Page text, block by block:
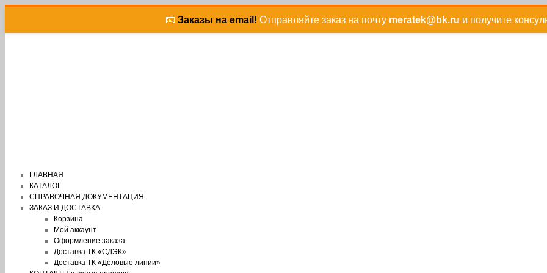
📧 Заказы на email! Отправляйте заказ на почту meratek@bk.ru и получите
ГЛАВНАЯ
КАТАЛОГ
СПРАВОЧНАЯ ДОКУМЕНТАЦИЯ
ЗАКАЗ И ДОСТАВКА
Корзина
Мой аккаунт
Оформление заказа
Доставка ТК «СДЭК»
Доставка ТК «Деловые линии»